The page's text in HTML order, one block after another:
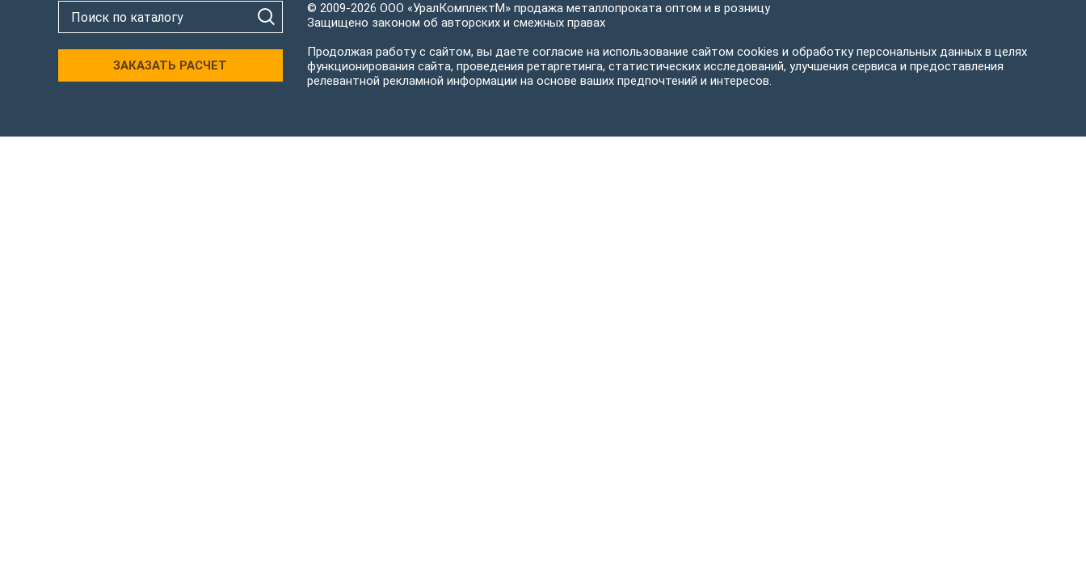
ЗАКАЗАТЬ РАСЧЕТ
© 2009-2026 ООО «УралКомплектМ» продажа металлопроката оптом и в розницу
Защищено законом об авторских и смежных правах
Продолжая работу с сайтом, вы даете согласие на использование сайтом cookies и обработку персональных данных в целях
функционирования сайта, проведения ретаргетинга, статистических исследований, улучшения сервиса и предоставления
релевантной рекламной информации на основе ваших предпочтений и интересов.